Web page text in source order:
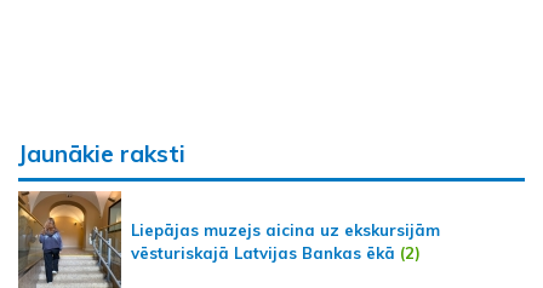
Jaunākie raksti
Liepājas muzejs aicina uz ekskursijām
vēsturiskajā Latvijas Bankas ēkā (2)